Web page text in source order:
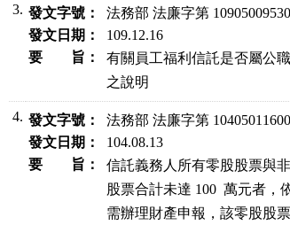
3. 發文字號：
法務部 法廉字第
發文日期：
109.12.16
要 旨：
有關員工福利信託是否屬公
之說明
4. 發文字號：
法務部 法廉字第
發文日期：
104.08.13
要 旨：
信託義務人所有零股股票與
股票合計未達 100  萬元者，
需辦理財產申報，該零股股